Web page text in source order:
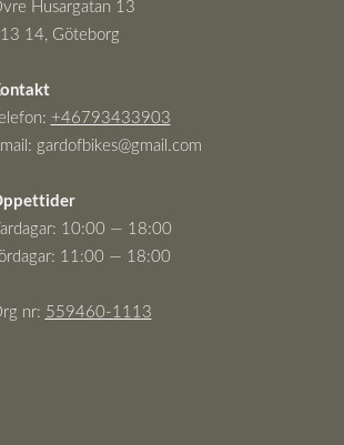
Husargatan 13
14, Göteborg
+46793433903
gardofbikes@gmail.com
10:00 — 18:00
11:00 — 18:00
nr: 559460-1113